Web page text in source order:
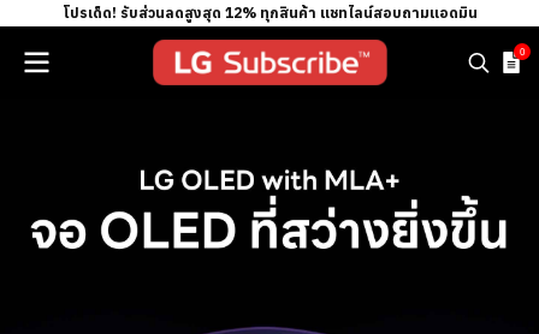
โปรเด็ด! รับส่วนลดสูงสุด 12% ทุกสินค้า แชทไลน์สอบถามแอดมิน
0